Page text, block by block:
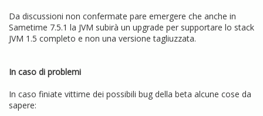
Da discussioni non confermate pare emergere che anche in
Sametime 7.5.1 la JVM subirà un upgrade per supportare lo stack
JVM 1.5 completo e non una versione tagliuzzata.
In caso di problemi
In caso finiate vittime dei possibili bug della beta alcune cose da
sapere: